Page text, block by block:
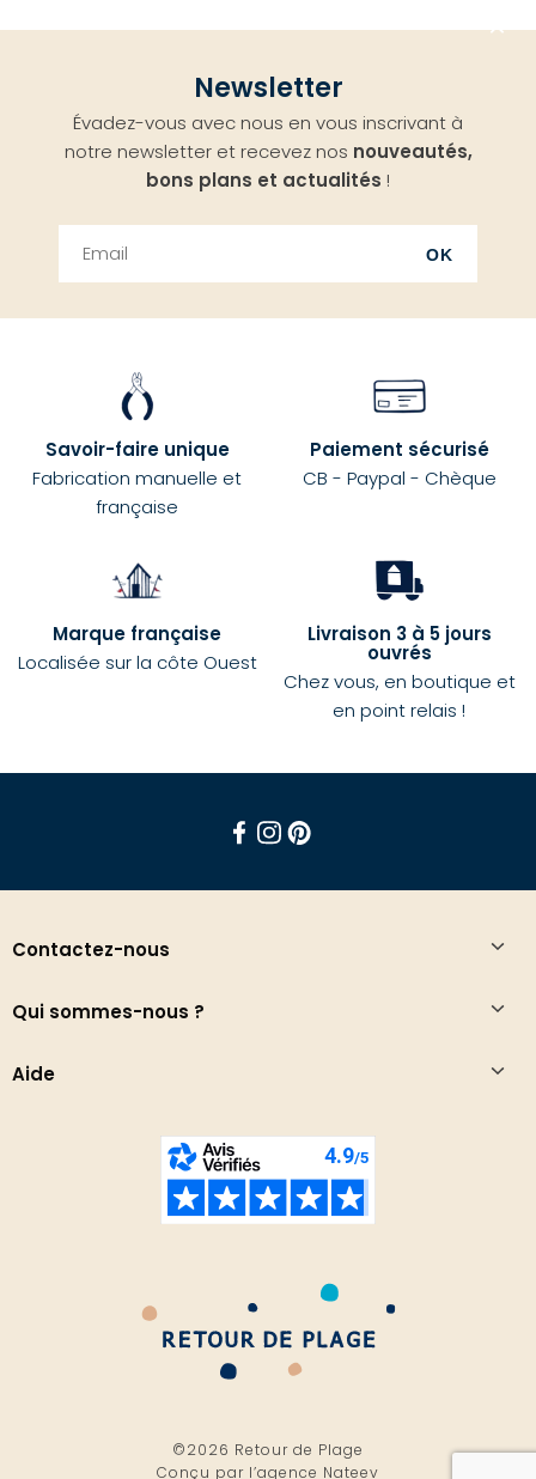
Newsletter
Évadez-vous avec nous en vous inscrivant à
notre newsletter et recevez nos nouveautés,
bons plans et actualités !
OK
Savoir-faire unique
Fabrication manuelle et
française
Paiement sécurisé
CB - Paypal - Chèque
Marque française
Localisée sur la côte Ouest
Livraison 3 à 5 jours
ouvrés
Chez vous, en boutique et
en point relais !
Contactez-nous
Qui sommes-nous ?
Aide
©2026 Retour de Plage
Conçu par l’agence Nateev